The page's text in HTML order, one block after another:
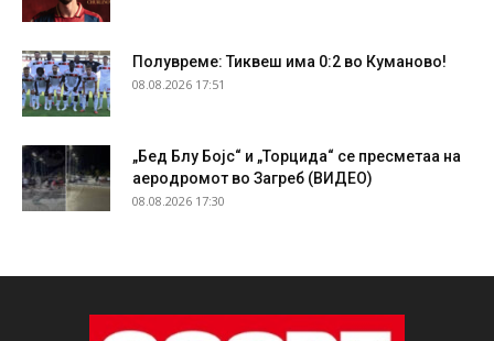
Полувреме: Тиквеш има 0:2 во Куманово!
08.08.2026 17:51
„Бед Блу Бојс“ и „Торцида“ се пресметаа на
аеродромот во Загреб (ВИДЕО)
08.08.2026 17:30